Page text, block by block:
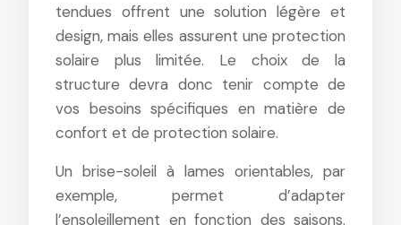
tendues offrent une solution légère et
design, mais elles assurent une protection
solaire plus limitée. Le choix de la
structure devra donc tenir compte de
vos besoins spécifiques en matière de
confort et de protection solaire.
Un brise-soleil à lames orientables, par
exemple, permet d’adapter
l’ensoleillement en fonction des saisons.